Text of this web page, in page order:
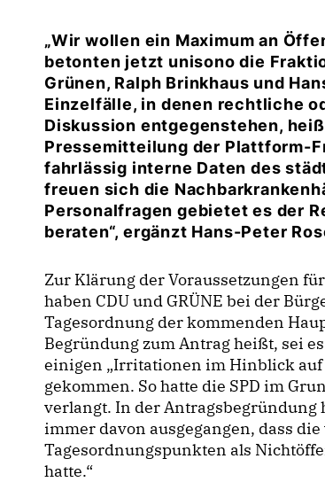
Wir wollen ein Maximum an
betonten jetzt unisono die
Grünen, Ralph Brinkhaus und
Einzelfälle, in denen rechtliche
Diskussion entgegenstehen,
Pressemitteilung der Plattform-
fahrlässig interne Daten des
freuen sich die
Personalfragen gebietet es der
beraten“, ergänzt Hans-Peter
Zur Klärung der Voraussetzungen
haben CDU und GRÜNE bei der
Tagesordnung der kommenden
Begründung zum Antrag heißt, sei
einigen „Irritationen im Hinblick
gekommen. So hatte die SPD im
verlangt. In der Antragsbegründung
immer davon ausgegangen, dass
Tagesordnungspunkten als
hatte.“